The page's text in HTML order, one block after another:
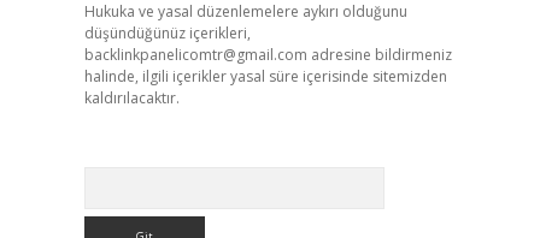
Hukuka ve yasal düzenlemelere aykırı olduğunu
düşündüğünüz içerikleri,
backlinkpanelicomtr@gmail.com adresine bildirmeniz
halinde, ilgili içerikler yasal süre içerisinde sitemizden
kaldırılacaktır.